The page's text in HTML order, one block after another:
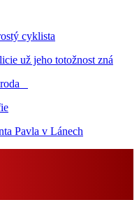
cyklista
už jeho totožnost zná
Pavla v Lánech